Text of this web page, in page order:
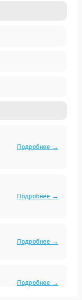
Подробнее →
Подробнее →
Подробнее →
Подробнее →